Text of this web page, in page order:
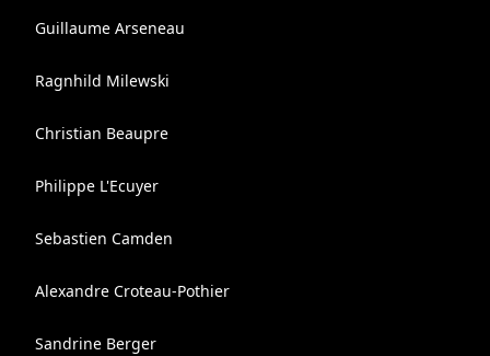
Guillaume Arseneau
Ragnhild Milewski
Christian Beaupre
Philippe L'Ecuyer
Sebastien Camden
Alexandre Croteau-Pothier
Sandrine Berger